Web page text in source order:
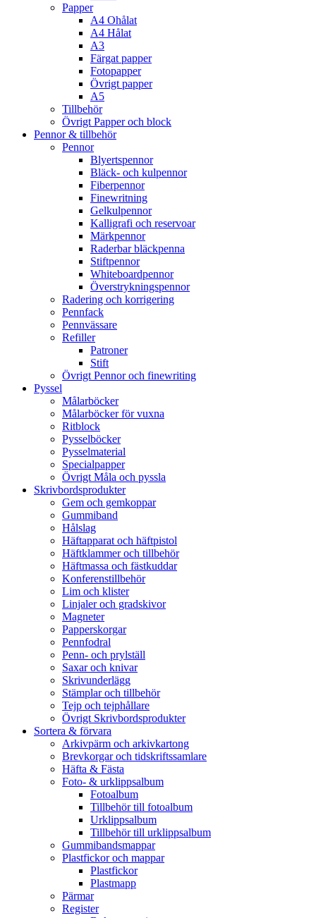
Papper
A4 Ohålat
A4 Hålat
A3
Färgat papper
Fotopapper
Övrigt papper
A5
Tillbehör
Övrigt Papper och block
Pennor & tillbehör
Pennor
Blyertspennor
Bläck- och kulpennor
Fiberpennor
Finewritning
Gelkulpennor
Kalligrafi och reservoar
Märkpennor
Raderbar bläckpenna
Stiftpennor
Whiteboardpennor
Överstrykningspennor
Radering och korrigering
Pennfack
Pennvässare
Refiller
Patroner
Stift
Övrigt Pennor och finewriting
Pyssel
Målarböcker
Målarböcker för vuxna
Ritblock
Pysselböcker
Pysselmaterial
Specialpapper
Övrigt Måla och pyssla
Skrivbordsprodukter
Gem och gemkoppar
Gummiband
Hålslag
Häftapparat och häftpistol
Häftklammer och tillbehör
Häftmassa och fästkuddar
Konferenstillbehör
Lim och klister
Linjaler och gradskivor
Magneter
Papperskorgar
Pennfodral
Penn- och prylställ
Saxar och knivar
Skrivunderlägg
Stämplar och tillbehör
Tejp och tejphållare
Övrigt Skrivbordsprodukter
Sortera & förvara
Arkivpärm och arkivkartong
Brevkorgar och tidskriftssamlare
Häfta & Fästa
Foto- & urklippsalbum
Fotoalbum
Tillbehör till fotoalbum
Urklippsalbum
Tillbehör till urklippsalbum
Gummibandsmappar
Plastfickor och mappar
Plastfickor
Plastmapp
Pärmar
Register